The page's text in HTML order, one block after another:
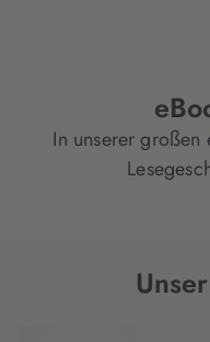
In unserer großen